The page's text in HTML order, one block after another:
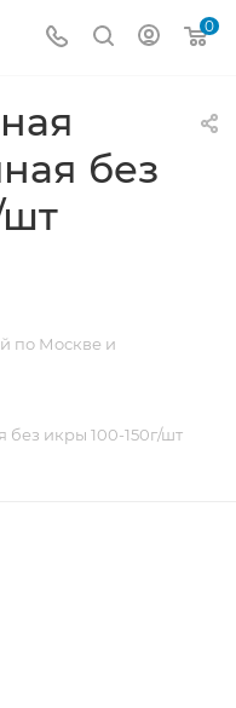
0
без
шт
по Москве и
без икры 100-150г/шт